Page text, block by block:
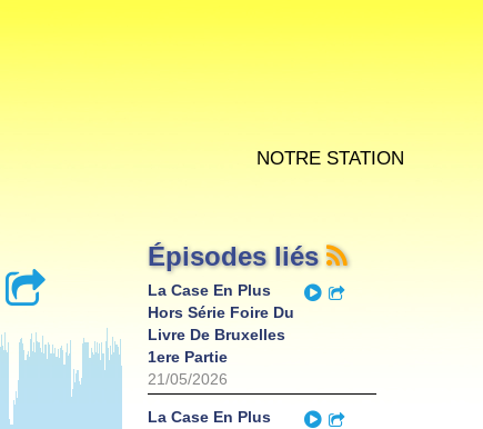
Notre station
Play Partager
Épisodes liés
La Case En Plus
Hors Série Foire Du
Livre De Bruxelles
1ere Partie
21/05/2026
Play
La Case En Plus
Play